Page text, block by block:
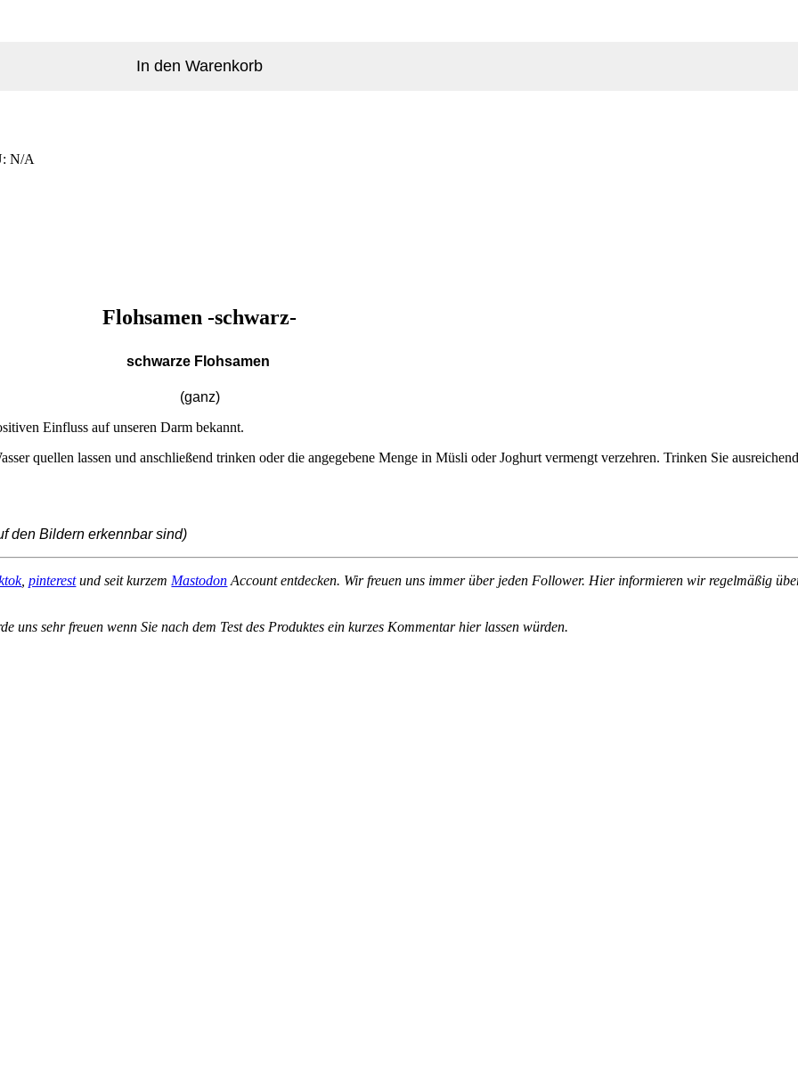
In den Warenkorb
N/A
Flohsamen -schwarz-
schwarze Flohsamen
(ganz)
Einfluss auf unseren Darm bekannt.
quellen lassen und anschließend trinken oder die angegebene Menge in Müsli oder Joghurt vermengt verzehren. Trinken Sie
den Bildern erkennbar sind)
,pinterestund seit kurzem Mastodon Account entdecken. Wir freuen uns immer über jeden Follower. Hier informieren wir regelmäßig
sehr freuen wenn Sie nach dem Test des Produktes ein kurzes Kommentar hier lassen würden.